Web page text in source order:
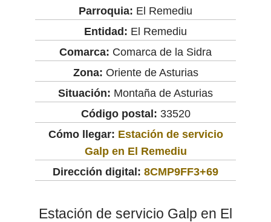
Parroquia: El Remediu
Entidad: El Remediu
Comarca: Comarca de la Sidra
Zona: Oriente de Asturias
Situación: Montaña de Asturias
Código postal: 33520
Cómo llegar: Estación de servicio
Galp en El Remediu
Dirección digital: 8CMP9FF3+69
Estación de servicio Galp en El